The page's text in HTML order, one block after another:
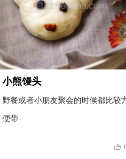
小熊馒头
野餐或者小朋友聚会的时候都比较
便带